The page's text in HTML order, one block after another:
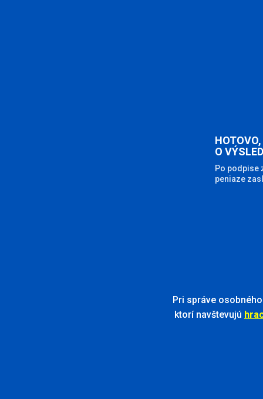
O
Po podpise
peniaze
Pri správe
ktorí navštevujú